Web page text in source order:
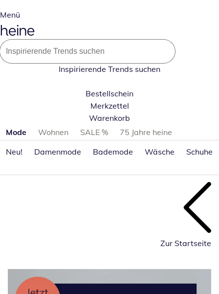
Menü
Inspirierende Trends suchen
Bestellschein
Merkzettel
Warenkorb
Produktkategorien überspringen
Mode Wohnen SALE %
75 Jahre heine
Neu!
Damenmode Bademode Wäsche Schuhe
Zur Startseite